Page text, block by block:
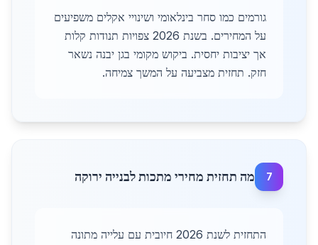
גורמים כמו סחר בינלאומי ושינויי אקלים משפיעים
על המחירים. בשנת 2026 צפויות תנודות קלות
אך יציבות יחסית. ביקוש מקומי בגן יבנה נשאר
חזק. תחזית מצביעה על המשך צמיחה.
7 מה תחזית מחירי מתכות לבנייה ירוקה
התחזית לשנת 2026 חיובית עם עלייה מתונה